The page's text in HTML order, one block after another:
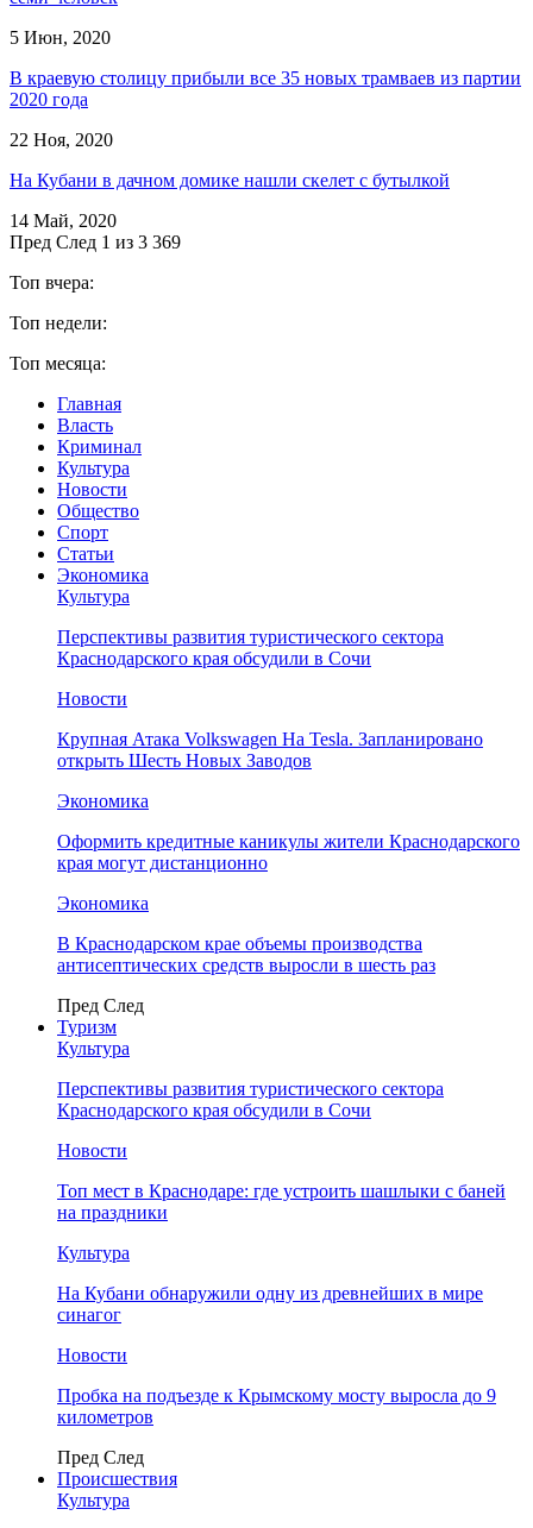
5 Июн, 2020
В краевую столицу прибыли все 35 новых трамваев из партии
2020 года
22 Ноя, 2020
На Кубани в дачном домике нашли скелет с бутылкой
14 Май, 2020
Пред След 1 из 3 369
Топ вчера:
Топ недели:
Топ месяца:
Главная
Власть
Криминал
Культура
Новости
Общество
Спорт
Статьи
Экономика
Культура
Перспективы развития туристического сектора
Краснодарского края обсудили в Сочи
Новости
Крупная Атака Volkswagen На Tesla. Запланировано
открыть Шесть Новых Заводов
Экономика
Оформить кредитные каникулы жители Краснодарского
края могут дистанционно
Экономика
В Краснодарском крае объемы производства
антисептических средств выросли в шесть раз
Пред След
Туризм
Культура
Перспективы развития туристического сектора
Краснодарского края обсудили в Сочи
Новости
Топ мест в Краснодаре: где устроить шашлыки с баней
на праздники
Культура
На Кубани обнаружили одну из древнейших в мире
синагог
Новости
Пробка на подъезде к Крымскому мосту выросла до 9
километров
Пред След
Происшествия
Культура